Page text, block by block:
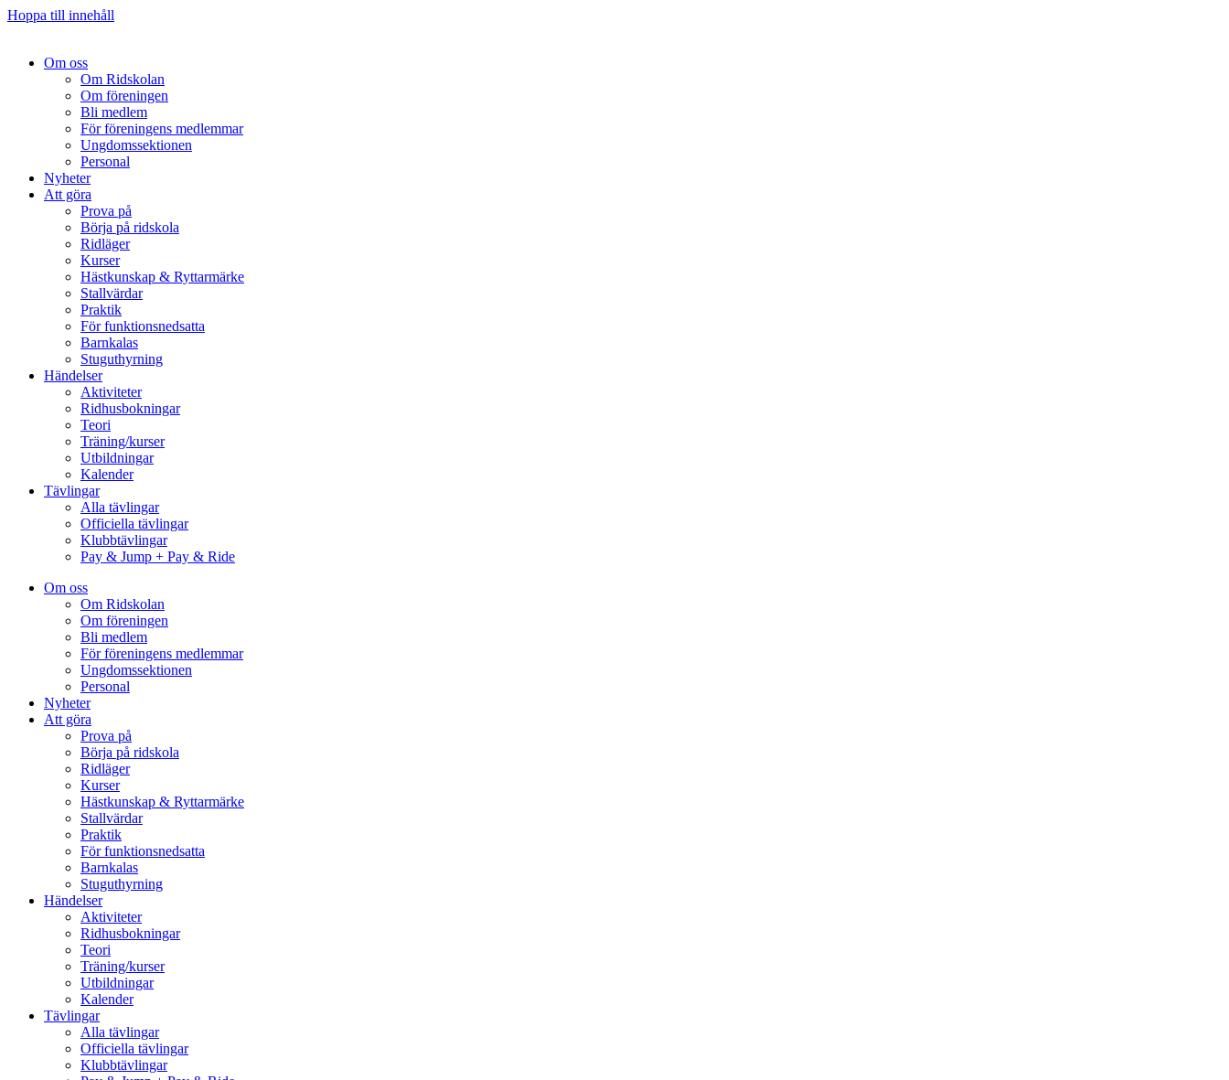
Hoppa till innehåll
Om oss
Om Ridskolan
Om föreningen
Bli medlem
För föreningens medlemmar
Ungdomssektionen
Personal
Nyheter
Att göra
Prova på
Börja på ridskola
Ridläger
Kurser
Hästkunskap & Ryttarmärke
Stallvärdar
Praktik
För funktionsnedsatta
Barnkalas
Stuguthyrning
Händelser
Aktiviteter
Ridhusbokningar
Teori
Träning/kurser
Utbildningar
Kalender
Tävlingar
Alla tävlingar
Officiella tävlingar
Klubbtävlingar
Pay & Jump + Pay & Ride
Om oss
Om Ridskolan
Om föreningen
Bli medlem
För föreningens medlemmar
Ungdomssektionen
Personal
Nyheter
Att göra
Prova på
Börja på ridskola
Ridläger
Kurser
Hästkunskap & Ryttarmärke
Stallvärdar
Praktik
För funktionsnedsatta
Barnkalas
Stuguthyrning
Händelser
Aktiviteter
Ridhusbokningar
Teori
Träning/kurser
Utbildningar
Kalender
Tävlingar
Alla tävlingar
Officiella tävlingar
Klubbtävlingar